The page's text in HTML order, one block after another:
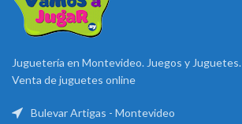
Juguetería en Montevideo. Juegos y Juguetes.
Venta de juguetes online
Bulevar Artigas - Montevideo